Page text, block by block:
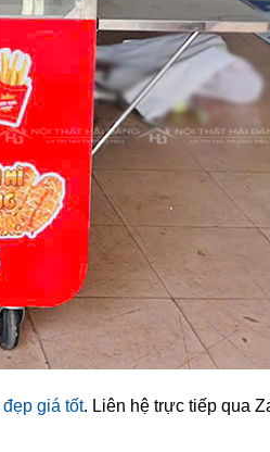
giá tốt. Liên hệ trực tiếp qua